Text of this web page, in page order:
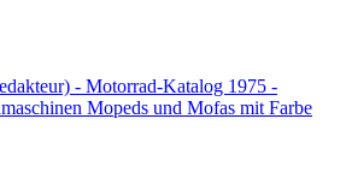
- Motorrad-Katalog 1975 -
Mopeds und Mofas mit Farbe